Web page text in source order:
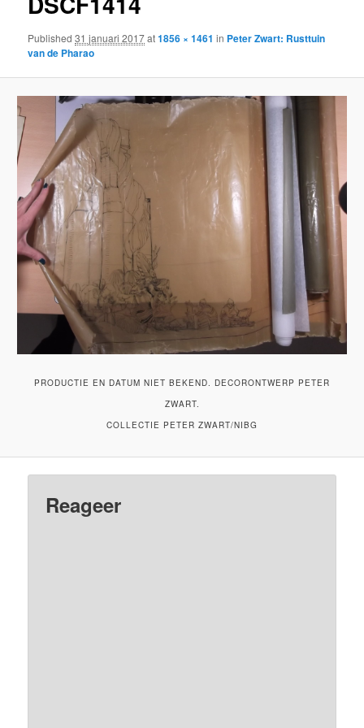
Published31 januari 2017at1856 × 1461 in Peter Zwart: Rusttuin
van de Pharao
PRODUCTIE EN DATUM NIET BEKEND. DECORONTWERP PETER
ZWART.
COLLECTIE PETER ZWART/NIBG
Reageer